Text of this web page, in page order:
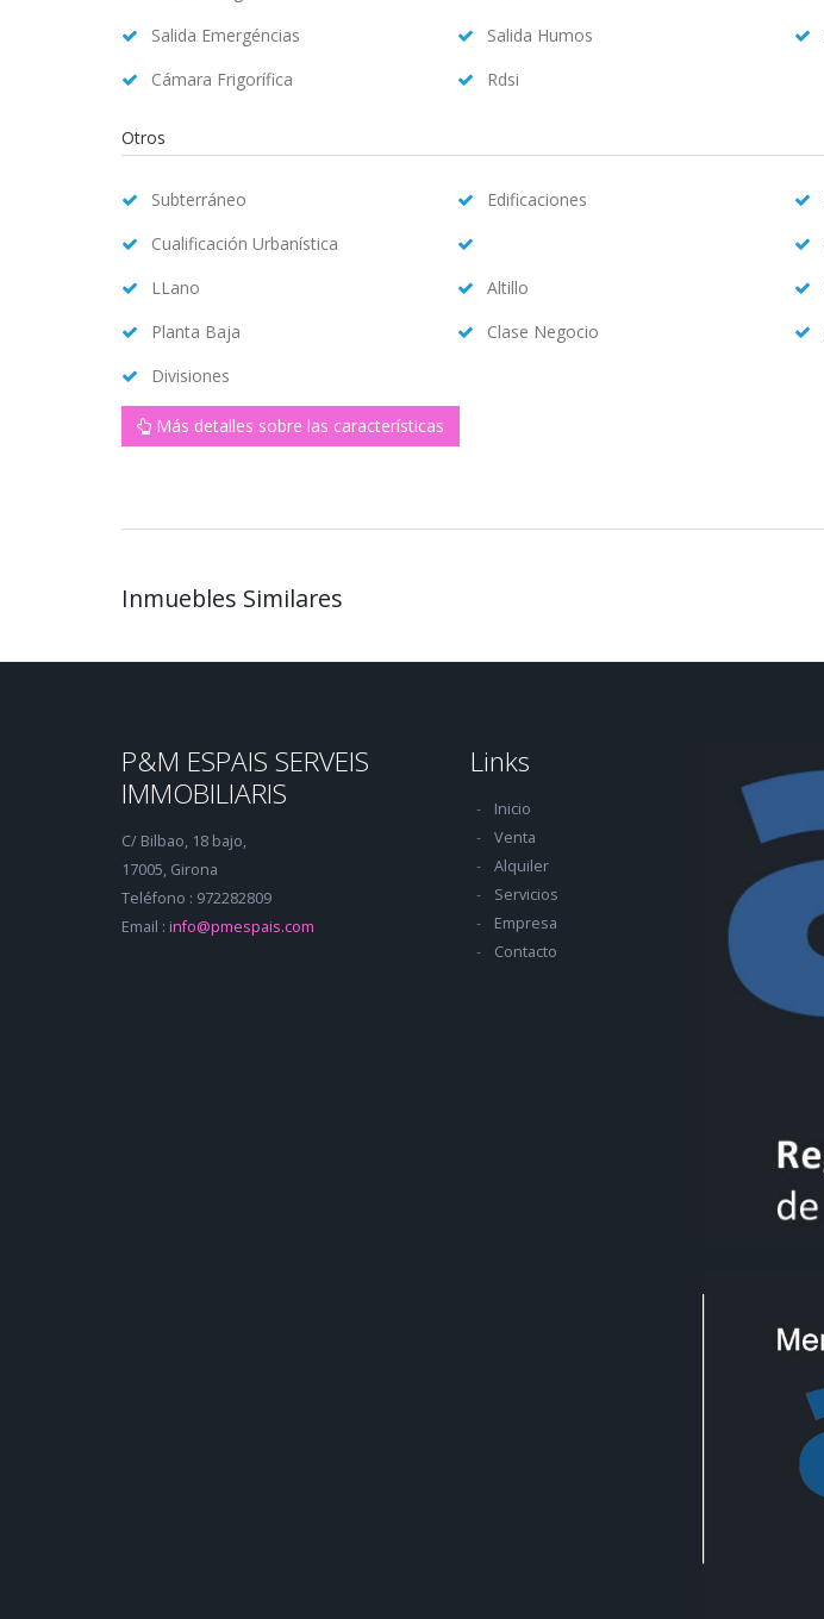
Salida Emergéncias
Salida Humos
Cámara Frigorífica
Rdsi
Otros
Subterráneo Edificaciones
Cualificación Urbanística
LLano
Altillo
Planta Baja
Clase Negocio
Divisiones
Más detalles sobre las características
Inmuebles Similares
P&M ESPAIS SERVEIS
IMMOBILIARIS
C/ Bilbao, 18 bajo,
17005, Girona
Teléfono : 972282809
Email : info@pmespais.com
Links
Inicio
Venta
Alquiler
Servicios
Empresa
Contacto